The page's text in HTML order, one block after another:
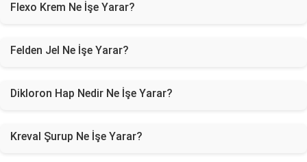
Flexo Krem Ne İşe Yarar?
Felden Jel Ne İşe Yarar?
Dikloron Hap Nedir Ne İşe Yarar?
Kreval Şurup Ne İşe Yarar?